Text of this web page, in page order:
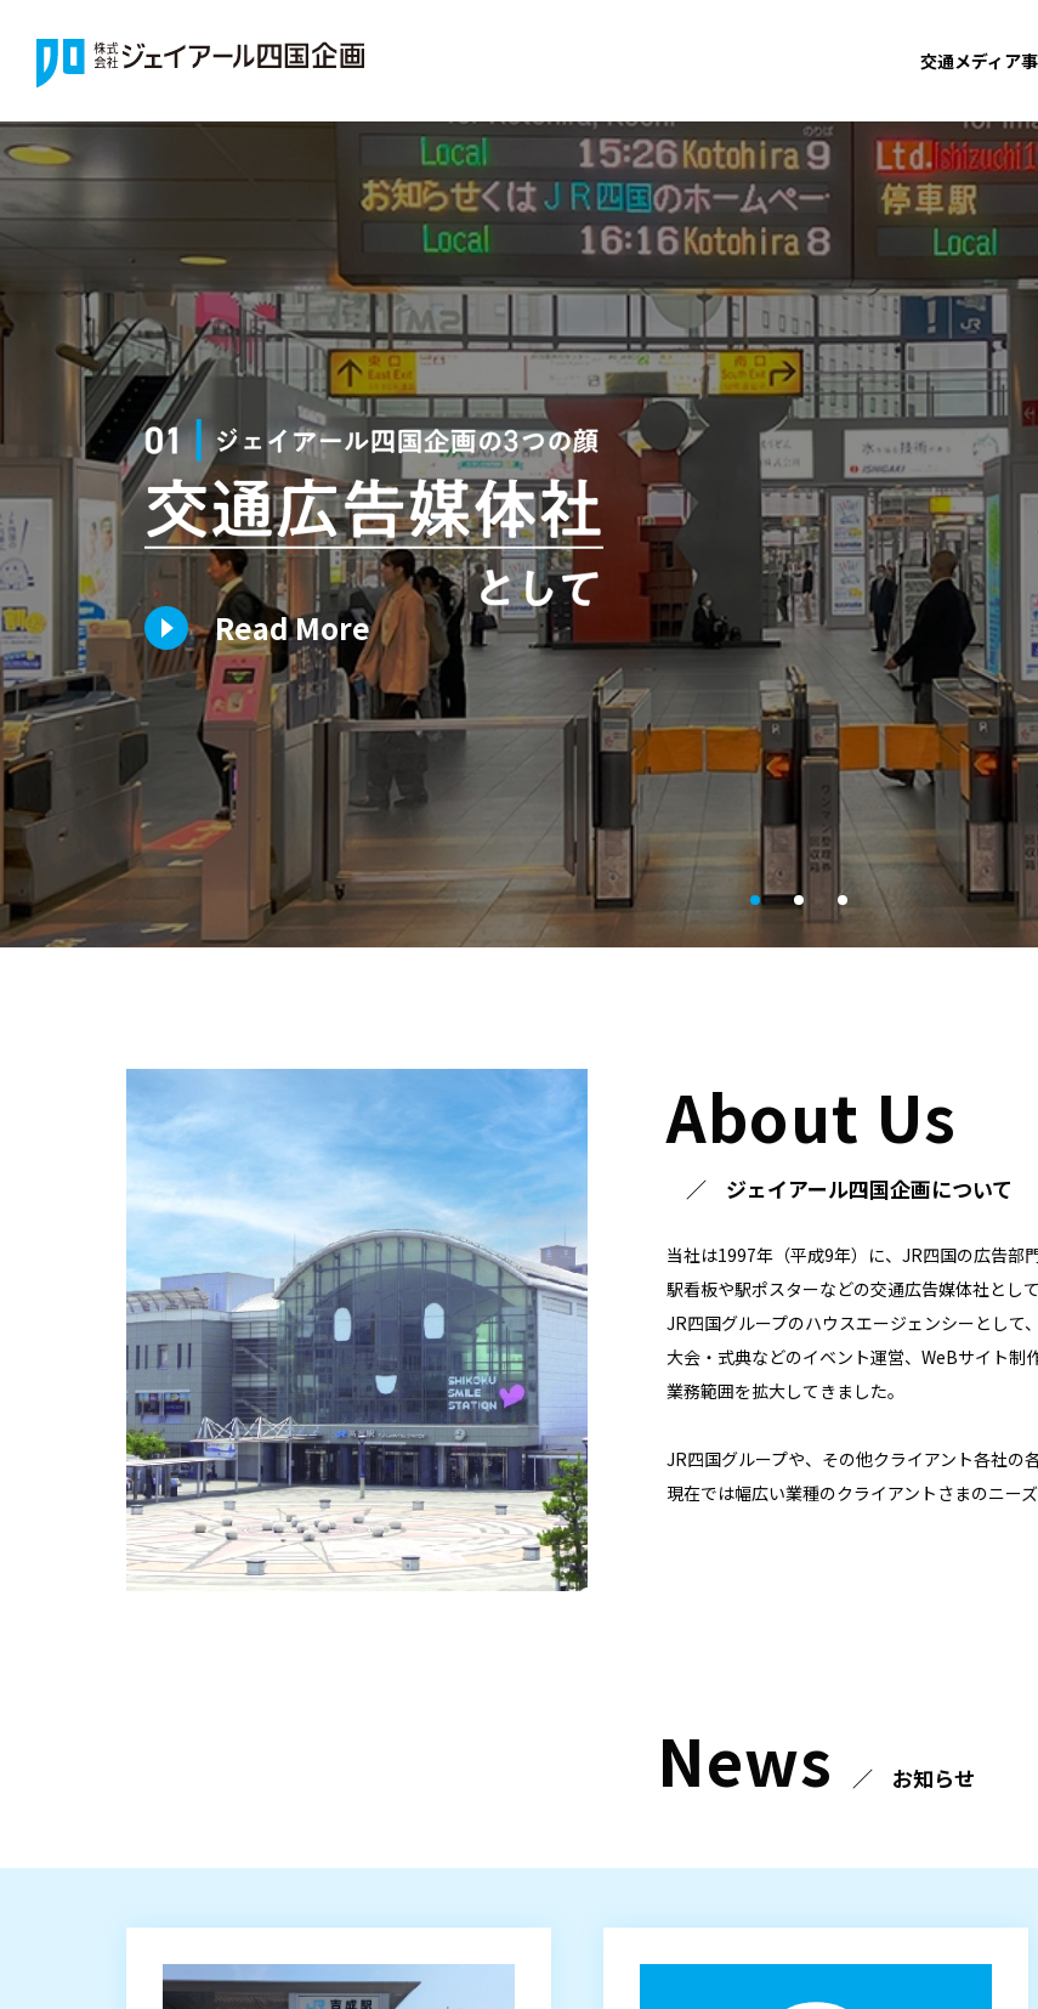
交通メディア
Read More
About Us
ジェイアール四国企画について
当社は1997年（平成9年）に、JR四国の広告部
駅看板や駅ポスターなどの交通広告媒体社とし
JR四国グループのハウスエージェンシーとして
大会・式典などのイベント運営、WeBサイト制
業務範囲を拡大してきました。
JR四国グループや、その他クライアント各社の
現在では幅広い業種のクライアントさまのニー
News お知らせ